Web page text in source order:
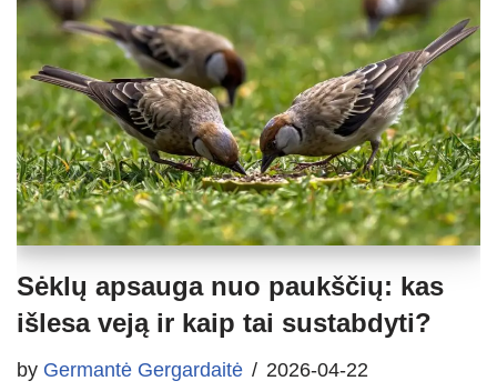
Sėklų apsauga nuo paukščių: kas
išlesa veją ir kaip tai sustabdyti?
by Germantė Gergardaitė 2026-04-22